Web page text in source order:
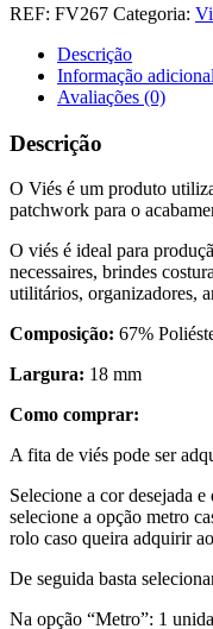
REF: FV267 Categoria:
Descrição
Informação adicional
Avaliações (0)
Descrição
O Viés é um produto
patchwork para o
O viés é ideal para
necessaires, brindes
utilitários, organizadores,
Composição: 67%
Largura: 18 mm
Como comprar:
A fita de viés pode ser
Selecione a cor desejada
selecione a opção metro
rolo caso queira adquirir
De seguida basta
Na opção “Metro”: 1